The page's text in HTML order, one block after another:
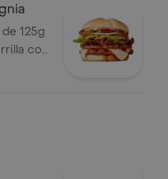
125g
con